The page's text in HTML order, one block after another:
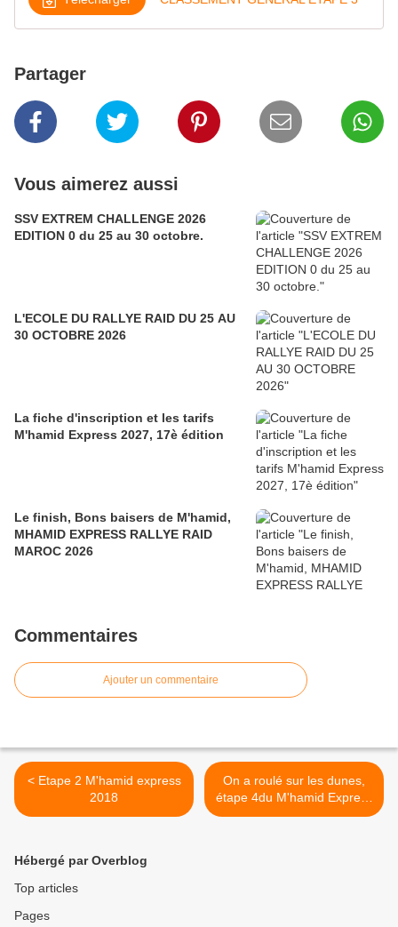
Partager
Vous aimerez aussi
SSV EXTREM CHALLENGE 2026
EDITION 0 du 25 au 30 octobre.
L'ECOLE DU RALLYE RAID DU 25 AU
30 OCTOBRE 2026
La fiche d'inscription et les tarifs
M'hamid Express 2027, 17è édition
Le finish, Bons baisers de M'hamid,
MHAMID EXPRESS RALLYE RAID
MAROC 2026
Commentaires
Ajouter un commentaire
< Etape 2 M'hamid express
2018
On a roulé sur les dunes,
étape 4du M'hamid Express
2018, rallye raid Maroc >
Hébergé par Overblog
Top articles
Pages